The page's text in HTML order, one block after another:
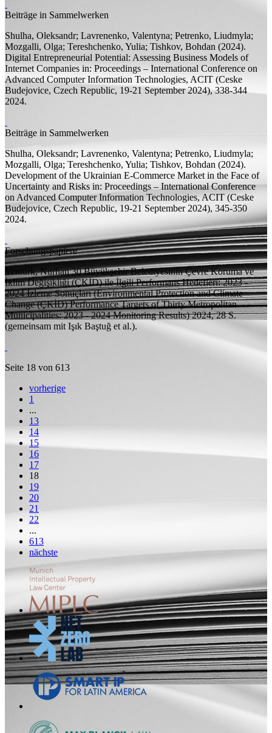
Beiträge in Sammelwerken
Shulha, Oleksandr; Lavrenenko, Valentyna; Petrenko, Liudmyla;
Mozgalli, Olga; Tereshchenko, Yulia; Tishkov, Bohdan (2024).
Digital Entrepreneurial Potential: Assessing Business Models of
Internet Companies in: Proceedings – International Conference on
Advanced Computer Information Technologies, ACIT (Ceske
Budejovice, Czech Republic, 19-21 September 2024),338-344
2024.
Beiträge in Sammelwerken
Shulha, Oleksandr; Lavrenenko, Valentyna; Petrenko, Liudmyla;
Mozgalli, Olga; Tereshchenko, Yulia; Tishkov, Bohdan (2024).
Development of the Ukrainian E-Commerce Market in the Face of
Uncertainty and Risks in: Proceedings – International Conference
on Advanced Computer Information Technologies, ACIT (Ceske
Budejovice, Czech Republic, 19-21 September 2024), 345-350
2024.
Forschungspapiere
Yentürk, Nurhan 30 Büyükşehir Belediyesinin Çevre Koruma ve
İklim Değişikliği (ÇKİD) ile İlgili Performans Hedefleri: 2023 -
2024 İzleme Sonuçları (Environmental Protection and Climate
Change (ÇKİD) Performance Targets of Thirty Metropolitan
Municipalities: 2023 - 2024 Monitoring Results)2024, 28S.
(gemeinsam mit Işık Baştuğ et al.).
Seite 18 von 613
vorherige
1
...
13
14
15
16
17
18
19
20
21
22
...
613
nächste